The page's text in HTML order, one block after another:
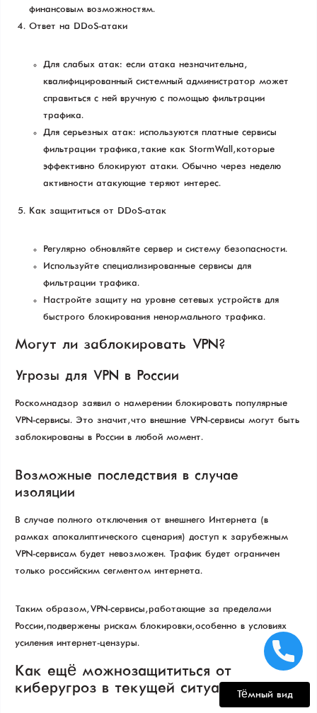
финансовым возможностям.
Ответ на DDoS-атаки
Для слабых атак: если атака незначительна,
квалифицированный системный администратор может
справиться с ней вручную с помощью фильтрации
трафика.
Для серьезных атак: используются платные сервисы
фильтрации трафика, такие как StormWall, которые
эффективно блокируют атаки. Обычно через неделю
активности атакующие теряют интерес.
Как защититься от DDoS-атак
Регулярно обновляйте сервер и систему безопасности.
Используйте специализированные сервисы для
фильтрации трафика.
Настройте защиту на уровне сетевых устройств для
быстрого блокирования ненормального трафика.
Могут ли заблокировать VPN?
Угрозы для VPN в России
Роскомнадзор заявил о намерении блокировать популярные
VPN-сервисы. Это значит, что внешние VPN-сервисы могут быть
заблокированы в России в любой момент.
Возможные последствия в случае
изоляции
В случае полного отключения от внешнего Интернета (в
рамках апокалиптического сценария) доступ к зарубежным
VPN-сервисам будет невозможен. Трафик будет ограничен
только российским сегментом интернета.
Таким образом, VPN-сервисы, работающие за пределами
России, подвержены рискам блокировки, особенно в условиях
усиления интернет-цензуры.
Как ещё можно защититься от
киберугроз в текущей ситуации?